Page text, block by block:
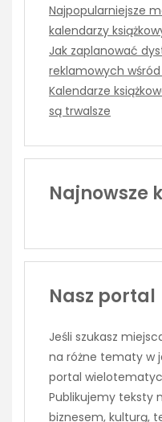
Najpopularniejsze
kalendarzy
Jak zaplanować
reklamowych
Kalendarze
są trwalsze
Najnowsze
Nasz portal
Jeśli szukasz
na różne tematy w
portal
Publikujemy teksty
biznesem, kulturą,